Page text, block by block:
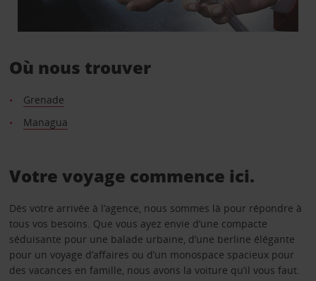
Où nous trouver
Grenade
Managua
Votre voyage commence ici.
Dès votre arrivée à l’agence, nous sommes là pour répondre à
tous vos besoins. Que vous ayez envie d’une compacte
séduisante pour une balade urbaine, d’une berline élégante
pour un voyage d’affaires ou d’un monospace spacieux pour
des vacances en famille, nous avons la voiture qu’il vous faut.